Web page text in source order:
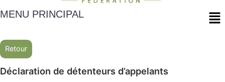
MENU PRINCIPAL
Retour
Déclaration de détenteurs d’appelants